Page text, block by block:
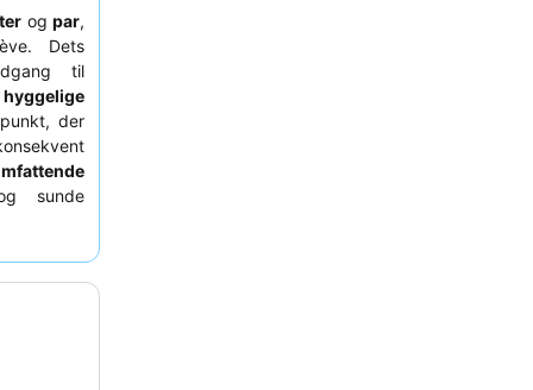
og par,
Dets
til
hyggelige
der
sunde